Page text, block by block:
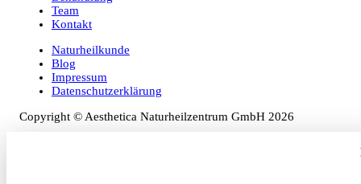
Team
Kontakt
Naturheilkunde
Blog
Impressum
Datenschutzerklärung
Copyright © Aesthetica Naturheilzentrum GmbH 2026